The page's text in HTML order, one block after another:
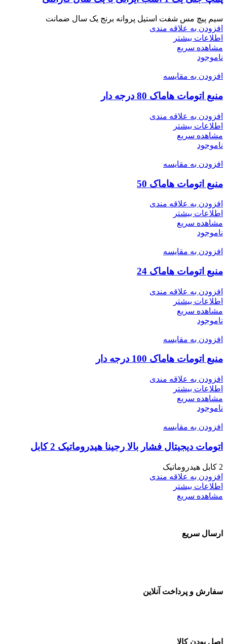
سیم پیچ مس شفت استیل پروانه برنج یک سال ضمانت
افزودن به علاقه مندی
اطلاعات بیشتر
مشاهده سریع
ناموجود
افزودن به مقایسه
منبع اتومات هاماک 80 درجه دار
افزودن به علاقه مندی
اطلاعات بیشتر
مشاهده سریع
ناموجود
افزودن به مقایسه
منبع اتومات هاماک 50
افزودن به علاقه مندی
اطلاعات بیشتر
مشاهده سریع
ناموجود
افزودن به مقایسه
منبع اتومات هاماک 24
افزودن به علاقه مندی
اطلاعات بیشتر
مشاهده سریع
ناموجود
افزودن به مقایسه
منبع اتومات هاماک 100 درجه دار
افزودن به علاقه مندی
اطلاعات بیشتر
مشاهده سریع
ناموجود
افزودن به مقایسه
اتومات دیجیتال فشار بالا رجینا هیدروماتیک 2 کابل
2 کابل هیدروماتیک
افزودن به علاقه مندی
اطلاعات بیشتر
مشاهده سریع
ارسال سریع
سفارش و پرداخت آنلاین
اصل بودن کالا